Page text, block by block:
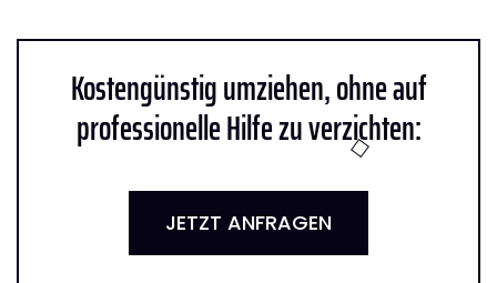
Kostengünstig umziehen, ohne auf
professionelle Hilfe zu verzichten:
JETZT ANFRAGEN